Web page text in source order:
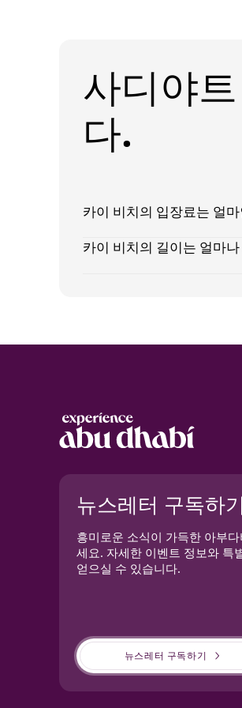
사디야
다.
카이 비치의 입장료는 얼
카이 비치의 길이는 얼마
뉴스레터 구독하기
흥미로운 소식이 가득한 아부
세요. 자세한 이벤트 정보와 특
얻으실 수 있습니다.
뉴스레터 구독하기